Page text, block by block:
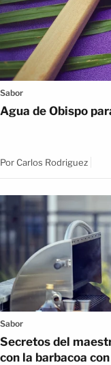
Sabor
Agua de Obispo
Por Carlos Rodriguez
Sabor
Secretos del
con la barbacoa